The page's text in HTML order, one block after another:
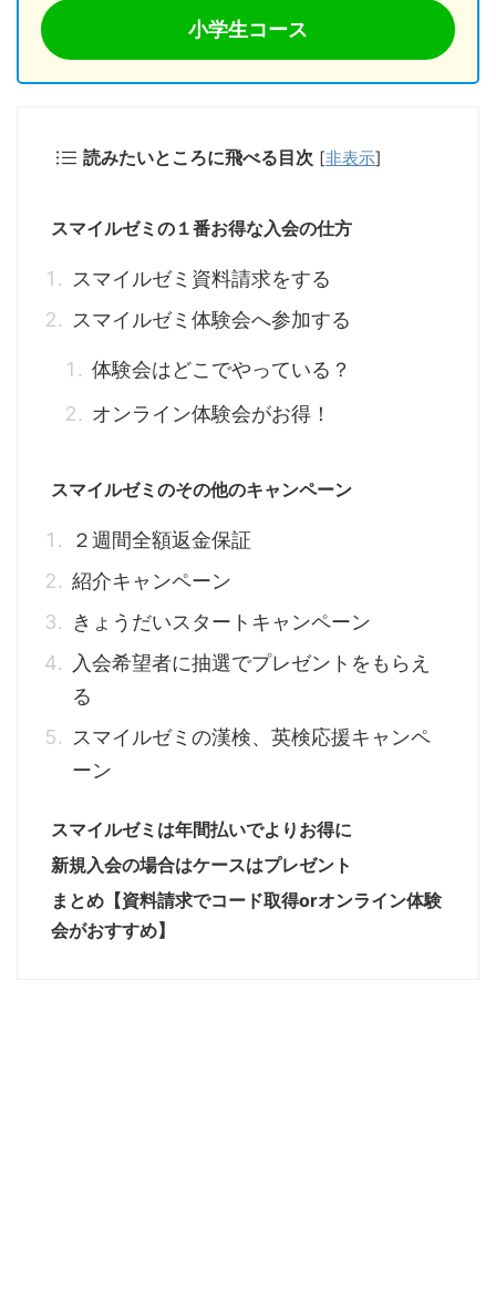
小学生コース
読みたいところに飛べる目次 [非表示]
スマイルゼミの１番お得な入会の仕方
スマイルゼミ資料請求をする
スマイルゼミ体験会へ参加する
体験会はどこでやっている？
オンライン体験会がお得！
スマイルゼミのその他のキャンペーン
２週間全額返金保証
紹介キャンペーン
きょうだいスタートキャンペーン
入会希望者に抽選でプレゼントをもらえ
る
スマイルゼミの漢検、英検応援キャンペ
ーン
スマイルゼミは年間払いでよりお得に
新規入会の場合はケースはプレゼント
まとめ【資料請求でコード取得orオンライン体験
会がおすすめ】